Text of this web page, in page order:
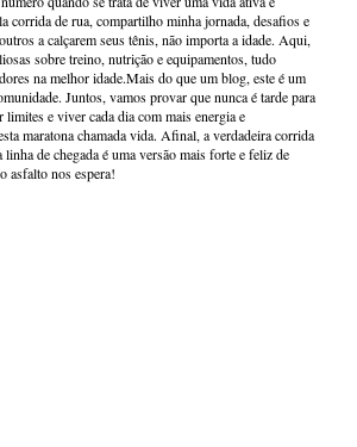
corrida de rua, compartilho minha jornada, desafios e
a calçarem seus tênis, não importa a idade. Aqui,
sobre treino, nutrição e equipamentos, tudo
na melhor idade.Mais do que um blog, este é um
Juntos, vamos provar que nunca é tarde para
limites e viver cada dia com mais energia e
maratona chamada vida. Afinal, a verdadeira corrida
linha de chegada é uma versão mais forte e feliz de
asfalto nos espera!